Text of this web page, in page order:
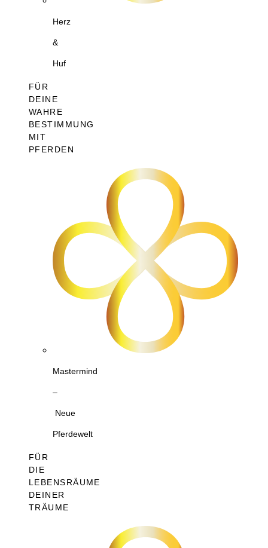
Herz
&
Huf
FÜR
DEINE
WAHRE
BESTIMMUNG
MIT
PFERDEN
Mastermind
–
Neue
Pferdewelt
FÜR
DIE
LEBENSRÄUME
DEINER
TRÄUME